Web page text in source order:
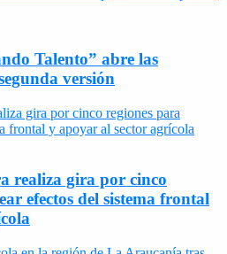
Talento” abre las
versión
realiza gira por cinco
efectos del sistema frontal